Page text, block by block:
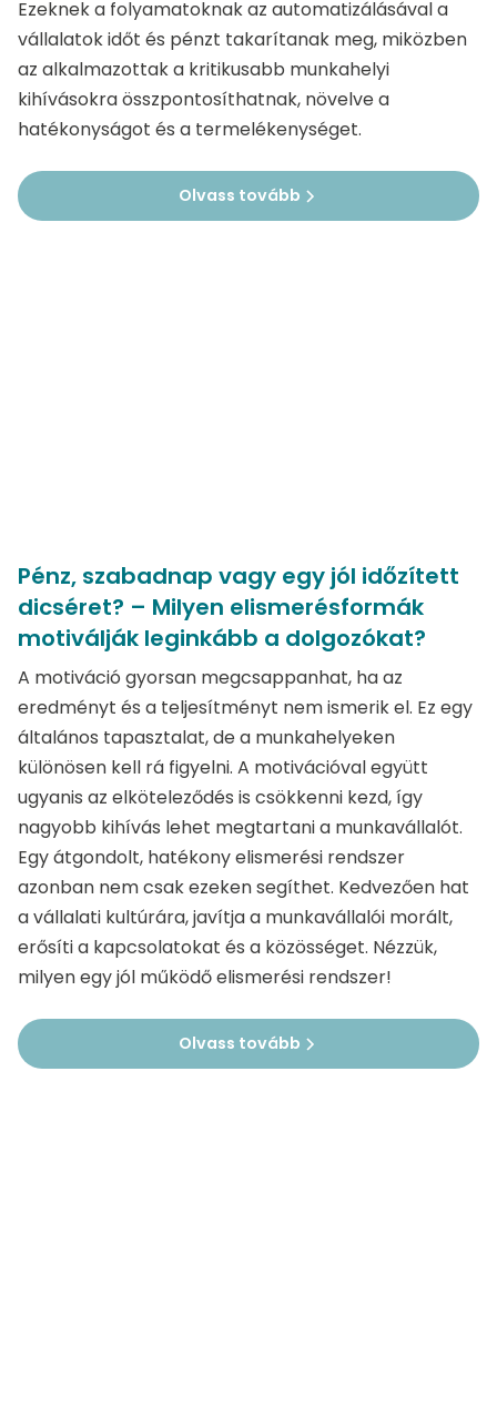
Ezeknek a folyamatoknak az automatizálásával a
vállalatok időt és pénzt takarítanak meg, miközben
az alkalmazottak a kritikusabb munkahelyi
kihívásokra összpontosíthatnak, növelve a
hatékonyságot és a termelékenységet.
Olvass tovább
Pénz, szabadnap vagy egy jól időzített
dicséret? – Milyen elismerésformák
motiválják leginkább a dolgozókat?
A motiváció gyorsan megcsappanhat, ha az
eredményt és a teljesítményt nem ismerik el. Ez egy
általános tapasztalat, de a munkahelyeken
különösen kell rá figyelni. A motivációval együtt
ugyanis az elköteleződés is csökkenni kezd, így
nagyobb kihívás lehet megtartani a munkavállalót.
Egy átgondolt, hatékony elismerési rendszer
azonban nem csak ezeken segíthet. Kedvezően hat
a vállalati kultúrára, javítja a munkavállalói morált,
erősíti a kapcsolatokat és a közösséget. Nézzük,
milyen egy jól működő elismerési rendszer!
Olvass tovább